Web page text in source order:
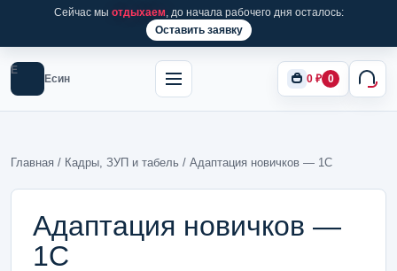
Сейчас мы отдыхаем, до начала рабочего дня осталось:
Оставить заявку
Е
Есин 0 ₽ 0
Главная / Кадры, ЗУП и табель / Адаптация новичков — 1С
Адаптация новичков —
1С